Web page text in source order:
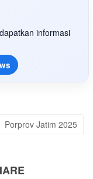
informasi
Porprov Jatim 2025